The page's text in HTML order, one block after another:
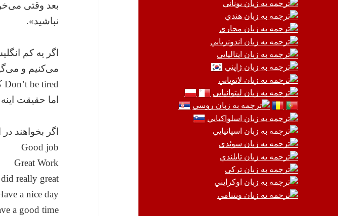
بعد وقتی
نباشید».
می‌کنیم و
Don’t be tired که واقعاً خیلی خنده داره
اما حقیقت
اگر بخواهند
Good job
Great Work
really great
a nice day
a good time